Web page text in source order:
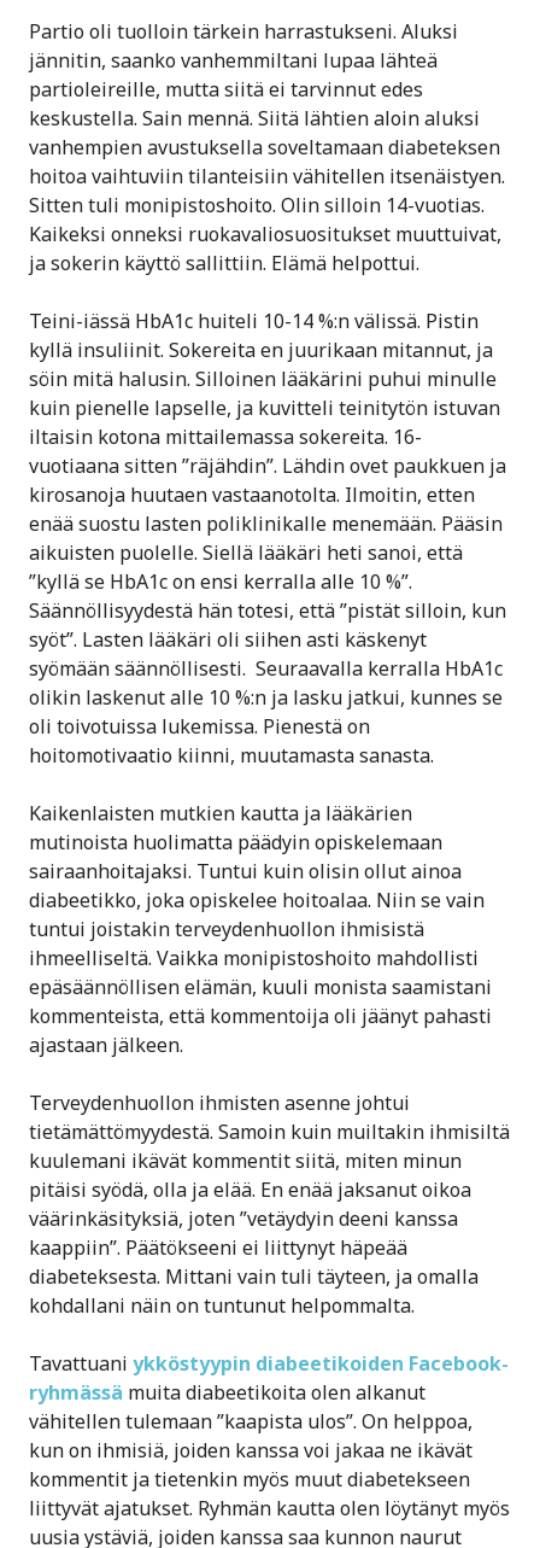
Partio oli tuolloin tärkein harrastukseni. Aluksi
jännitin, saanko vanhemmiltani lupaa lähteä
partioleireille, mutta siitä ei tarvinnut edes
keskustella. Sain mennä. Siitä lähtien aloin aluksi
vanhempien avustuksella soveltamaan diabeteksen
hoitoa vaihtuviin tilanteisiin vähitellen itsenäistyen.
Sitten tuli monipistoshoito. Olin silloin 14-vuotias.
Kaikeksi onneksi ruokavaliosuositukset muuttuivat,
ja sokerin käyttö sallittiin. Elämä helpottui.
Teini-iässä HbA1c huiteli 10-14 %:n välissä. Pistin
kyllä insuliinit. Sokereita en juurikaan mitannut, ja
söin mitä halusin. Silloinen lääkärini puhui minulle
kuin pienelle lapselle, ja kuvitteli teinitytön istuvan
iltaisin kotona mittailemassa sokereita. 16-
vuotiaana sitten ”räjähdin”. Lähdin ovet paukkuen ja
kirosanoja huutaen vastaanotolta. Ilmoitin, etten
enää suostu lasten poliklinikalle menemään. Pääsin
aikuisten puolelle. Siellä lääkäri heti sanoi, että
”kyllä se HbA1c on ensi kerralla alle 10 %”.
Säännöllisyydestä hän totesi, että ”pistät silloin, kun
syöt”. Lasten lääkäri oli siihen asti käskenyt
syömään säännöllisesti. Seuraavalla kerralla HbA1c
olikin laskenut alle 10 %:n ja lasku jatkui, kunnes se
oli toivotuissa lukemissa. Pienestä on
hoitomotivaatio kiinni, muutamasta sanasta.
Kaikenlaisten mutkien kautta ja lääkärien
mutinoista huolimatta päädyin opiskelemaan
sairaanhoitajaksi. Tuntui kuin olisin ollut ainoa
diabeetikko, joka opiskelee hoitoalaa. Niin se vain
tuntui joistakin terveydenhuollon ihmisistä
ihmeelliseltä. Vaikka monipistoshoito mahdollisti
epäsäännöllisen elämän, kuuli monista saamistani
kommenteista, että kommentoija oli jäänyt pahasti
ajastaan jälkeen.
Terveydenhuollon ihmisten asenne johtui
tietämättömyydestä. Samoin kuin muiltakin ihmisiltä
kuulemani ikävät kommentit siitä, miten minun
pitäisi syödä, olla ja elää. En enää jaksanut oikoa
väärinkäsityksiä, joten ”vetäydyin deeni kanssa
kaappiin”. Päätökseeni ei liittynyt häpeää
diabeteksesta. Mittani vain tuli täyteen, ja omalla
kohdallani näin on tuntunut helpommalta.
Tavattuani ykköstyypin diabeetikoiden Facebook-
ryhmässä muita diabeetikoita olen alkanut
vähitellen tulemaan ”kaapista ulos”. On helppoa,
kun on ihmisiä, joiden kanssa voi jakaa ne ikävät
kommentit ja tietenkin myös muut diabetekseen
liittyvät ajatukset. Ryhmän kautta olen löytänyt myös
uusia ystäviä, joiden kanssa saa kunnon naurut